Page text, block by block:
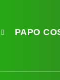
PAPO